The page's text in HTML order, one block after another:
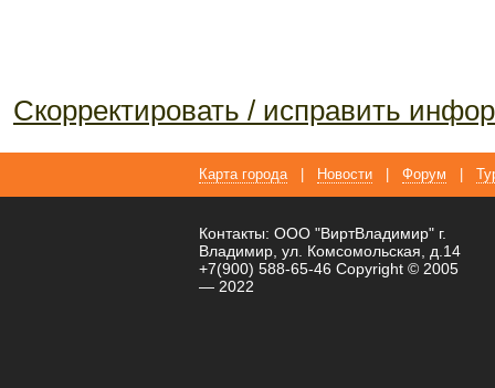
Скорректировать / исправить
Карта города | Новости | Форум |
Контакты: ООО "ВиртВладимир" г.
Владимир, ул. Комсомольская, д.14
+7(900) 588-65-46 Copyright © 2005
— 2022